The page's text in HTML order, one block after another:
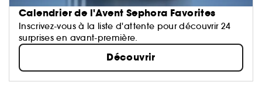
Calendrier de l'Avent Sephora Favorites
Inscrivez-vous à la liste d'attente pour découvrir 24
surprises en avant-première.
Découvrir